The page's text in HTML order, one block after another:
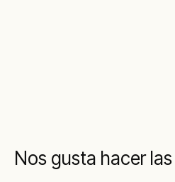
Nos gusta hacer